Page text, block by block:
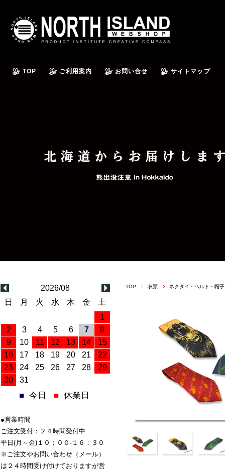
TOP ご利用案内 お問い合せ サイトマップ
TOP 衣類 ネクタイ・ベルト・帽子
2026/08
日
月 火 水 木 金
土
1
2
3 4 5 6 7
8
9
10 11 12 13 14
15
16
17 18 19 20 21
22
23
24 25 26 27 28
29
30
31
■ 今日 ■ 休業日
●営業時間
ご注文受付：２４時間受付中
平日(月～金)１０：００-１６：３０
※ご注文やお問い合わせ（メール）
は２４時間受け付けておりますが営